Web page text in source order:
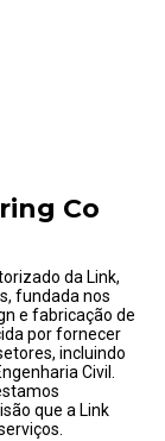
Co
da Link,
fundada nos
e fabricação de
por fornecer
incluindo
Civil.
que a Link